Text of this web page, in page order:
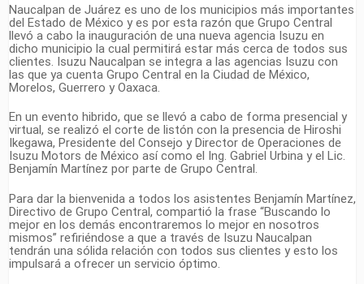
Naucalpan de Juárez es uno de los municipios más importantes
del Estado de México y es por esta razón que Grupo Central
llevó a cabo la inauguración de una nueva agencia Isuzu en
dicho municipio la cual permitirá estar más cerca de todos sus
clientes. Isuzu Naucalpan se integra a las agencias Isuzu con
las que ya cuenta Grupo Central en la Ciudad de México,
Morelos, Guerrero y Oaxaca.
En un evento hibrido, que se llevó a cabo de forma presencial y
virtual, se realizó el corte de listón con la presencia de Hiroshi
Ikegawa, Presidente del Consejo y Director de Operaciones de
Isuzu Motors de México así como el Ing. Gabriel Urbina y el Lic.
Benjamín Martínez por parte de Grupo Central.
Para dar la bienvenida a todos los asistentes Benjamín Martínez,
Directivo de Grupo Central, compartió la frase “Buscando lo
mejor en los demás encontraremos lo mejor en nosotros
mismos” refiriéndose a que a través de Isuzu Naucalpan
tendrán una sólida relación con todos sus clientes y esto los
impulsará a ofrecer un servicio óptimo.